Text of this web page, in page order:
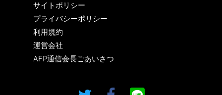
サイトポリシー
プライバシーポリシー
利用規約
運営会社
AFP通信会長ごあいさつ